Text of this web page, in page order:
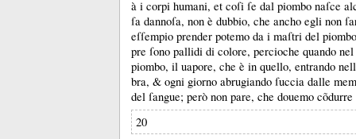
à i corpi humani, et coſi ſe dal piombo naſce
ſa dannoſa, non è dubbio, che ancho egli non
eſſempio prender potemo da i maſtri del
pre ſono pallidi di colore, percioche quando
piombo, il uapore, che è in quello, entrando
bra, & ogni giorno abrugiando ſuccia dalle
del ſangue; però non pare, che douemo cõdurre
20